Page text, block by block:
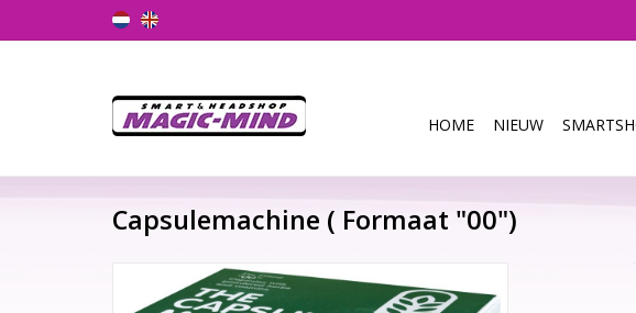
HOME NIEUW
Capsulemachine ( Formaat "00")